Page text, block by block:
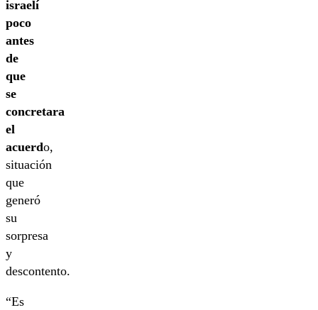
israelí
poco
antes
de
que
se
concretara
el
acuerdo,
situación
que
generó
su
sorpresa
y
descontento.
“Es